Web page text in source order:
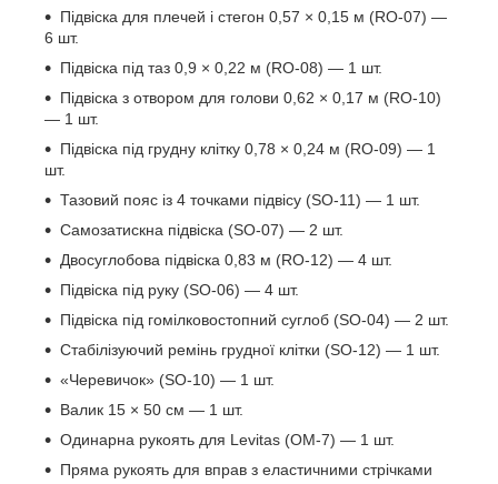
Підвіска для плечей і стегон 0,57 × 0,15 м (RO-07) —
6 шт.
Підвіска під таз 0,9 × 0,22 м (RO-08) — 1 шт.
Підвіска з отвором для голови 0,62 × 0,17 м (RO-10)
— 1 шт.
Підвіска під грудну клітку 0,78 × 0,24 м (RO-09) — 1
шт.
Тазовий пояс із 4 точками підвісу (SO-11) — 1 шт.
Самозатискна підвіска (SO-07) — 2 шт.
Двосуглобова підвіска 0,83 м (RO-12) — 4 шт.
Підвіска під руку (SO-06) — 4 шт.
Підвіска під гомілковостопний суглоб (SO-04) — 2 шт.
Стабілізуючий ремінь грудної клітки (SO-12) — 1 шт.
«Черевичок» (SO-10) — 1 шт.
Валик 15 × 50 см — 1 шт.
Одинарна рукоять для Levitas (OM-7) — 1 шт.
Пряма рукоять для вправ з еластичними стрічками